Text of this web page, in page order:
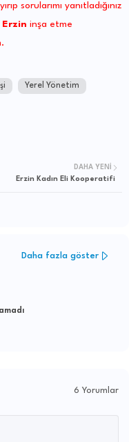
sorularımı yanıtladığınız
Erzin inşa etme
Yerel Yönetim
DAHA YENI
Erzin Kadın Eli Kooperatifi
Daha fazla göster
6 Yorumlar